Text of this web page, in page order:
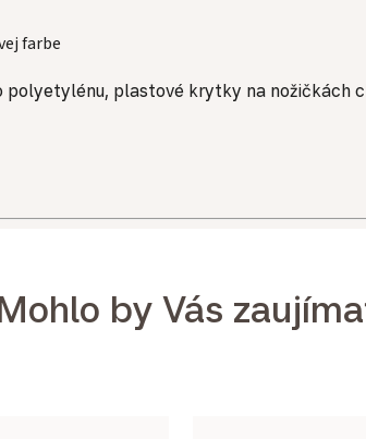
farbe
plastové krytky na nožičkách
by Vás